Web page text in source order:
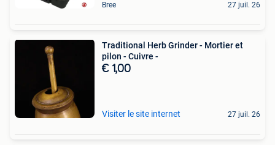
Bree 27 juil. 26
Traditional Herb Grinder - Mortier et
pilon - Cuivre -
€ 1,00
Visiter le site internet 27 juil. 26